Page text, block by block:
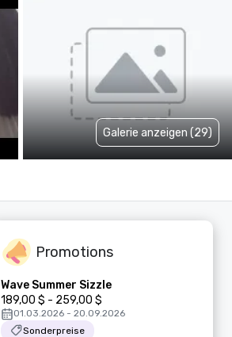
Galerie anzeigen (29)
Promotions
Wave Summer Sizzle
189,00 $ - 259,00 $
01.03.2026 - 20.09.2026
Sonderpreise